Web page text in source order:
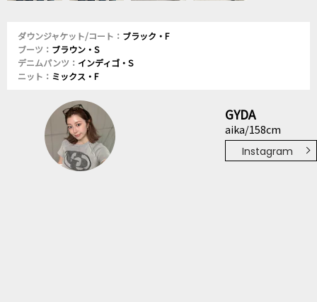
ダウンジャケット/コート： ブラック・F
ブーツ： ブラウン・S
デニムパンツ： インディゴ・S
ニット： ミックス・F
GYDA
aika/158cm
Instagram